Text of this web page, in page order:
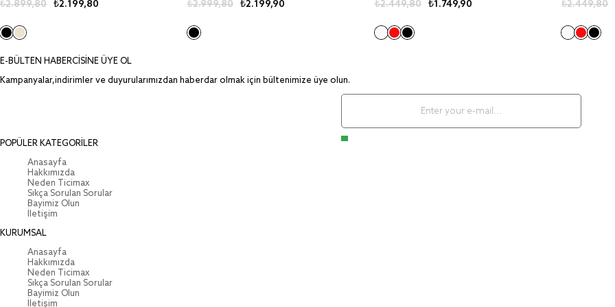
₺2.199,80
₺2.899,80
₺2.199,90
₺2.999,80
₺1.749,90
₺2.449,80 ₺2.449,80
E-BÜLTEN HABERCİSİNE ÜYE OL
Kampanyalar,indirimler ve duyurularımızdan haberdar olmak için bültenimize üye olun.
POPÜLER KATEGORİLER
Anasayfa
Hakkımızda
Neden Ticimax
Sıkça Sorulan Sorular
Bayimiz Olun
İletişim
KURUMSAL
Anasayfa
Hakkımızda
Neden Ticimax
Sıkça Sorulan Sorular
Bayimiz Olun
İletişim